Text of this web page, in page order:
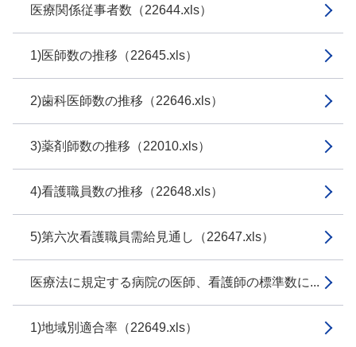
医療関係従事者数（22644.xls）
1)医師数の推移（22645.xls）
2)歯科医師数の推移（22646.xls）
3)薬剤師数の推移（22010.xls）
4)看護職員数の推移（22648.xls）
5)第六次看護職員需給見通し（22647.xls）
医療法に規定する病院の医師、看護師の標準数に...
1)地域別適合率（22649.xls）